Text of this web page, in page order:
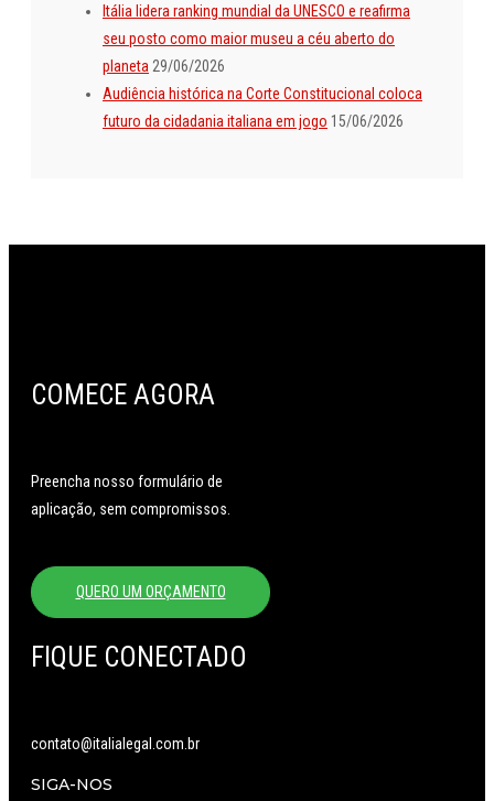
Itália lidera ranking mundial da UNESCO e reafirma
seu posto como maior museu a céu aberto do
planeta 29/06/2026
Audiência histórica na Corte Constitucional coloca
futuro da cidadania italiana em jogo 15/06/2026
COMECE AGORA
Preencha nosso formulário de
aplicação, sem compromissos.
QUERO UM ORÇAMENTO
FIQUE CONECTADO
contato@italialegal.com.br
SIGA-NOS